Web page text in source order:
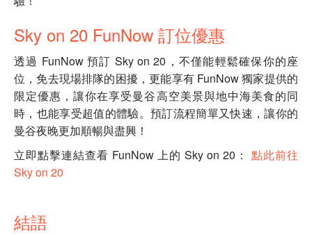
Sky on 20 FunNow 訂位優惠
透過 FunNow 預訂 Sky on 20，不僅能輕鬆確保你的座
位，免去現場排隊的困擾，更能享有 FunNow 獨家提供的
限定優惠，讓你在享受曼谷高空美景與地中海美食的同
時，也能享受超值的體驗。預訂流程簡單又快速，讓你的
曼谷夜晚更加順暢與盡興！
立即點擊連結查看 FunNow 上的 Sky on 20： 點此前往
Sky on 20
結語